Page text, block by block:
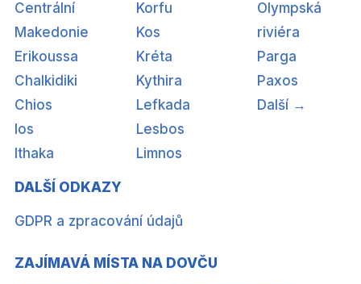
Centrální
Makedonie
Erikoussa
Chalkidiki
Chios
Ios
Ithaka
Korfu
Kos
Kréta
Kythira
Lefkada
Lesbos
Limnos
Olympská
riviéra
Parga
Paxos
Další →
DALŠÍ ODKAZY
GDPR a zpracování údajů
ZAJÍMAVÁ MÍSTA NA DOVČU